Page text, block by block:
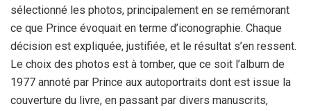
sélectionné les photos, principalement en se remémorant
ce que Prince évoquait en terme d’iconographie. Chaque
décision est expliquée, justifiée, et le résultat s’en ressent.
Le choix des photos est à tomber, que ce soit l’album de
1977 annoté par Prince aux autoportraits dont est issue la
couverture du livre, en passant par divers manuscrits,